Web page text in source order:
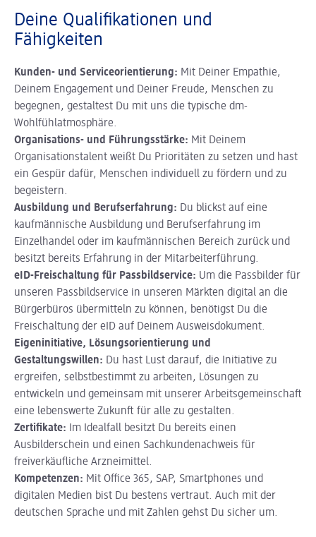
Deine Qualifikationen und
Fähigkeiten
Kunden- und Serviceorientierung: Mit Deiner Empathie,
Deinem Engagement und Deiner Freude, Menschen zu
begegnen, gestaltest Du mit uns die typische dm-
Wohlfühlatmosphäre.
Organisations- und Führungsstärke: Mit Deinem
Organisationstalent weißt Du Prioritäten zu setzen und hast
ein Gespür dafür, Menschen individuell zu fördern und zu
begeistern.
Ausbildung und Berufserfahrung: Du blickst auf eine
kaufmännische Ausbildung und Berufserfahrung im
Einzelhandel oder im kaufmännischen Bereich zurück und
besitzt bereits Erfahrung in der Mitarbeiterführung.
eID-Freischaltung für Passbildservice: Um die Passbilder für
unseren Passbildservice in unseren Märkten digital an die
Bürgerbüros übermitteln zu können, benötigst Du die
Freischaltung der eID auf Deinem Ausweisdokument.
Eigeninitiative, Lösungsorientierung und
Gestaltungswillen: Du hast Lust darauf, die Initiative zu
ergreifen, selbstbestimmt zu arbeiten, Lösungen zu
entwickeln und gemeinsam mit unserer Arbeitsgemeinschaft
eine lebenswerte Zukunft für alle zu gestalten.
Zertifikate: Im Idealfall besitzt Du bereits einen
Ausbilderschein und einen Sachkundenachweis für
freiverkäufliche Arzneimittel.
Kompetenzen: Mit Office 365, SAP, Smartphones und
digitalen Medien bist Du bestens vertraut. Auch mit der
deutschen Sprache und mit Zahlen gehst Du sicher um.